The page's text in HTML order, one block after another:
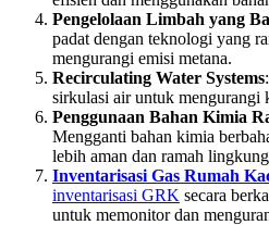
Pengelolaan Limbah yang
padat dengan teknologi yang
mengurangi emisi metana.
Recirculating Water Systems
sirkulasi air untuk mengurangi
Penggunaan Bahan Kimia
Mengganti bahan kimia
lebih aman dan ramah
Inventarisasi Gas Rumah
inventarisasi GRK secara
untuk memonitor dan